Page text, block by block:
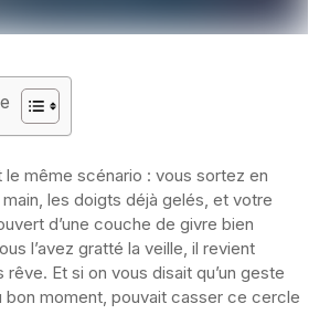
le même scénario : vous sortez en
les doigts déjà gelés, et votre
d’une couche de givre bien
l’avez gratté la veille, il revient
Et si on vous disait qu’un geste
bon moment, pouvait casser ce cercle